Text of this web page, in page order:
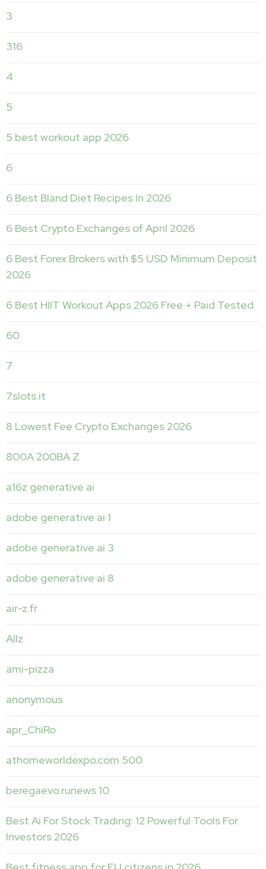
3
316
4
5
5 best workout app 2026
6
6 Best Bland Diet Recipes In 2026
6 Best Crypto Exchanges of April 2026
6 Best Forex Brokers with $5 USD Minimum Deposit ️
2026
6 Best HIIT Workout Apps 2026 Free + Paid Tested
60
7
7slots.it
8 Lowest Fee Crypto Exchanges 2026
800A 200BA Z
a16z generative ai
adobe generative ai 1
adobe generative ai 3
adobe generative ai 8
air-z.fr
Allz
ami-pizza
anonymous
apr_ChiRo
athomeworldexpo.com 500
beregaevo.runews 10
Best Ai For Stock Trading: 12 Powerful Tools For
Investors 2026